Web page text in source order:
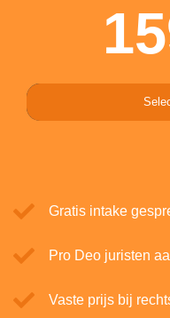
Gratis intake
Pro Deo juristen
Vaste prijs bij